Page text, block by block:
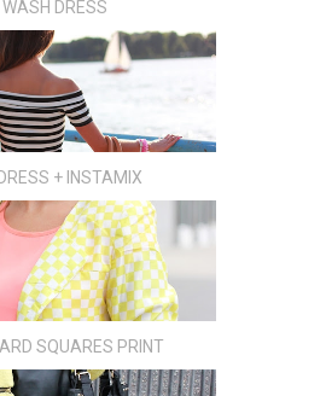
DRESS
+ INSTAMIX
SQUARES PRINT